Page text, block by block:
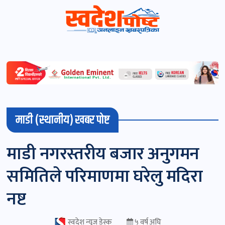
विशेष
माडी
(स्थानीय)
खबर
पोष्ट
खबर
माडी (स्थानीय) खबर पोष्ट
माडी नगरस्तरीय बजार अनुगमन
समितिले परिमाणमा घरेलु मदिरा
नष्ट
स्वदेश न्यूज डेस्क ५ वर्ष अघि